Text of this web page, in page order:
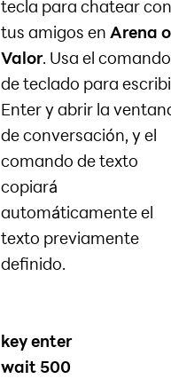
tecla para chatear con
tus amigos en Arena
Valor. Usa el comando
de teclado para
Enter y abrir la
de conversación, y el
comando de texto
copiará
automáticamente el
texto previamente
definido.
key enter
wait 500